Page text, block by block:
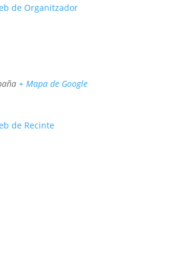
de Organitzador
+ Mapa de Google
de Recinte